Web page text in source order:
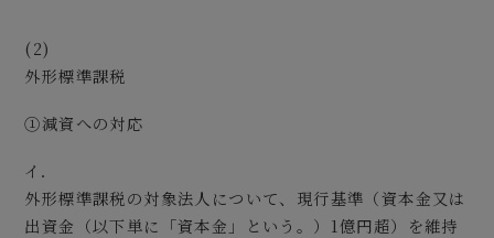
(2)
外形標準課税
①減資への対応
イ．
外形標準課税の対象法人について、現行基準（資本金又は
出資金（以下単に「資本金」という。）1億円超）を維持